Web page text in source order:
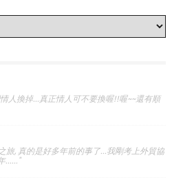
人換掉...真正情人可不要換喔!!喔~~還有順
旅, 真的是好多年前的事了...我剛考上外貿協
......"